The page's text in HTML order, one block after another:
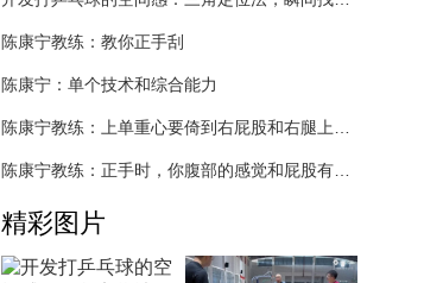
陈康宁教练：教你正手刮
陈康宁：单个技术和综合能力
精彩图片